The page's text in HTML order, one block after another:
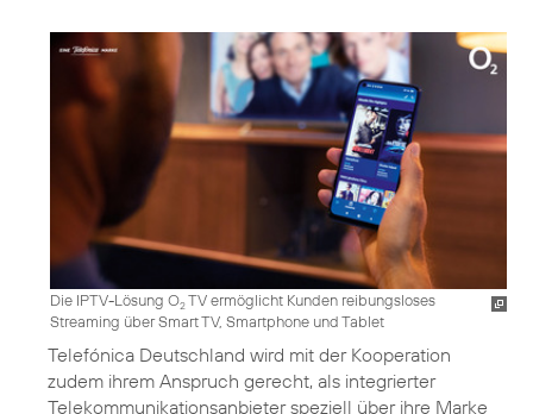
Die IPTV-Lösung O2TV ermöglicht Kunden reibungsloses
Streaming über Smart TV, Smartphone und Tablet
Telefónica Deutschland wird mit der Kooperation
zudem ihrem Anspruch gerecht, als integrierter
Telekommunikationsanbieter speziell über ihre Marke